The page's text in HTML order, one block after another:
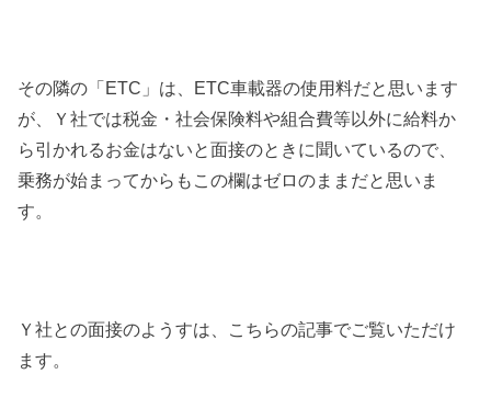
その隣の「ETC」は、ETC車載器の使用料だと思います
が、Ｙ社では税金・社会保険料や組合費等以外に給料か
ら引かれるお金はないと面接のときに聞いているので、
乗務が始まってからもこの欄はゼロのままだと思いま
す。
Ｙ社との面接のようすは、こちらの記事でご覧いただけ
ます。